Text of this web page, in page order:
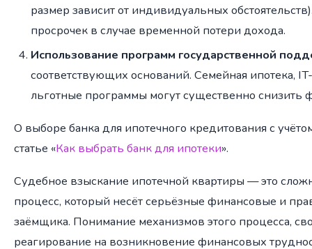
размер зависит от индивидуальных
просрочек в случае временной потери дохода.
Использование программ государственной
соответствующих оснований. Семейная ипотека,
льготные программы могут существенно снизить
О выборе банка для ипотечного кредитования с
статье «Как выбрать банк для ипотеки».
Судебное взыскание ипотечной квартиры — это
процесс, который несёт серьёзные финансовые и
заёмщика. Понимание механизмов этого процесса,
реагирование на возникновение финансовых